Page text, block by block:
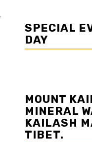
SPECIAL
DAY
MOUNT
MINERAL
KAILASH
TIBET.